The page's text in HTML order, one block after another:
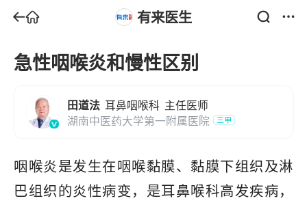
有来医生
急性咽喉炎和慢性区别
田道法 耳鼻咽喉科 主任医师
湖南中医药大学第一附属医院
三甲
咽喉炎是发生在咽喉黏膜、黏膜下组织及淋
巴组织的炎性病变，是耳鼻喉科高发疾病，